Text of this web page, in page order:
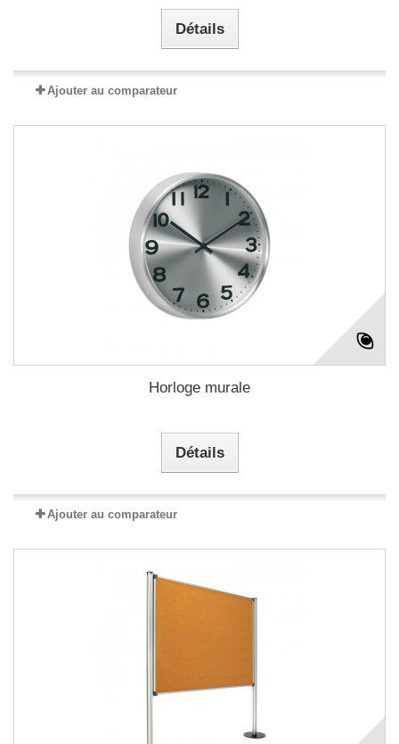
Détails
Ajouter au comparateur
Horloge murale
Détails
Ajouter au comparateur